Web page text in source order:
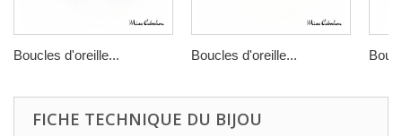
Boucles d'oreille... Boucles d'oreille...
FICHE TECHNIQUE DU BIJOU